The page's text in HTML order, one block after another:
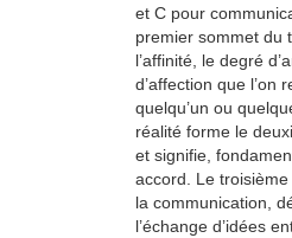
et C pour
premier sommet du
l’affinité, le degré
d’affection que l’on
quelqu’un ou
réalité forme le
et signifie,
accord. Le
la communication,
l’échange d’idées